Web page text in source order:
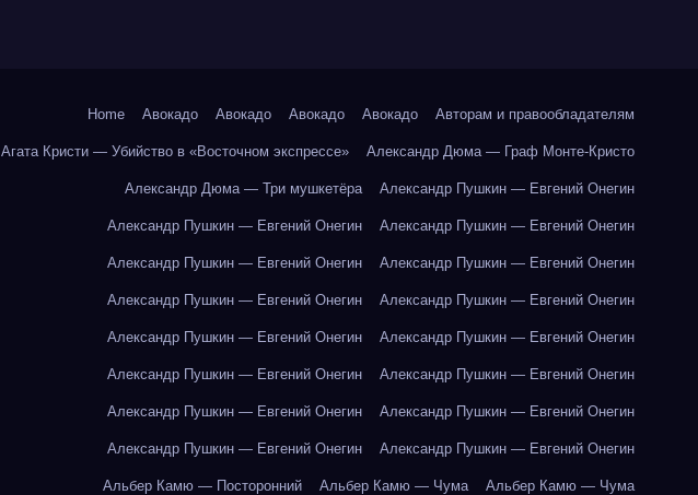
Home Авокадо Авокадо Авокадо Авокадо Авторам и правообладателям
Агата Кристи — Убийство в «Восточном экспрессе» Александр Дюма — Граф Монте-Кристо
Александр Дюма — Три мушкетёра Александр Пушкин — Евгений Онегин
Александр Пушкин — Евгений Онегин Александр Пушкин — Евгений Онегин
Александр Пушкин — Евгений Онегин Александр Пушкин — Евгений Онегин
Александр Пушкин — Евгений Онегин Александр Пушкин — Евгений Онегин
Александр Пушкин — Евгений Онегин Александр Пушкин — Евгений Онегин
Александр Пушкин — Евгений Онегин Александр Пушкин — Евгений Онегин
Александр Пушкин — Евгений Онегин Александр Пушкин — Евгений Онегин
Александр Пушкин — Евгений Онегин Александр Пушкин — Евгений Онегин
Альбер Камю — Посторонний Альбер Камю — Чума Альбер Камю — Чума